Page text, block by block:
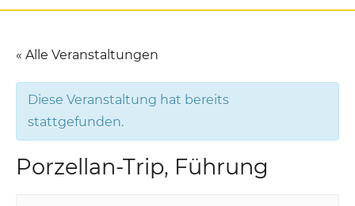
« Alle Veranstaltungen
Diese Veranstaltung hat bereits
stattgefunden.
Porzellan-Trip, Führung